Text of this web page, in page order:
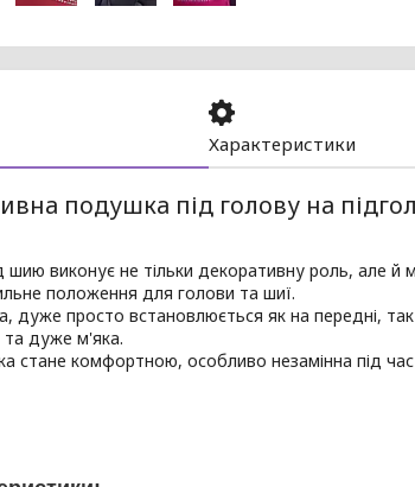
Характеристики
подушка під голову на
шию виконує не тільки декоративну роль, але й
положення для голови та шиї.
дуже просто встановлюється як на передні, так
дуже м'яка.
стане комфортною, особливо незамінна під час